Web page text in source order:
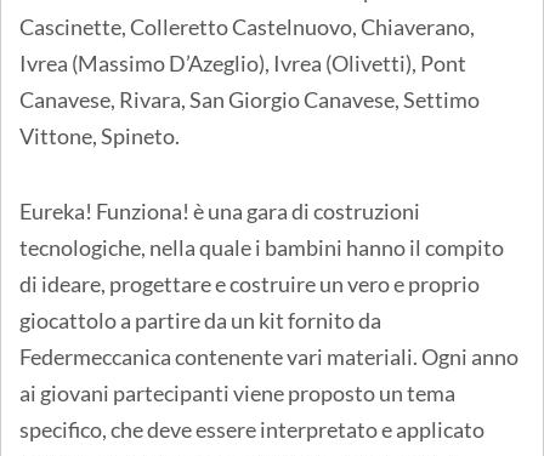
Cascinette, Colleretto Castelnuovo, Chiaverano,
Ivrea (Massimo D’Azeglio), Ivrea (Olivetti), Pont
Canavese, Rivara, San Giorgio Canavese, Settimo
Vittone, Spineto.
Eureka! Funziona! è una gara di costruzioni
tecnologiche, nella quale i bambini hanno il compito
di ideare, progettare e costruire un vero e proprio
giocattolo a partire da un kit fornito da
Federmeccanica contenente vari materiali. Ogni anno
ai giovani partecipanti viene proposto un tema
specifico, che deve essere interpretato e applicato